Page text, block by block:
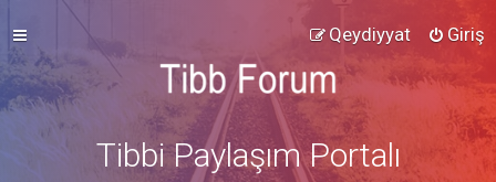
Giriş
Qeydiyyat
Tibbi Paylaşım Portalı